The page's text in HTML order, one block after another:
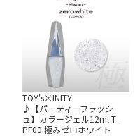
TOY's×INITY
♪【パーティーフラッシ
ュ】カラージェル12ml T-
PF00 極みゼロホワイト